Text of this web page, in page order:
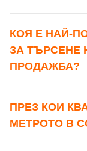
КОЯ Е НАЙ-
ЗА ТЪРСЕНЕ
ПРОДАЖБА?
ПРЕЗ КОИ
МЕТРОТО В